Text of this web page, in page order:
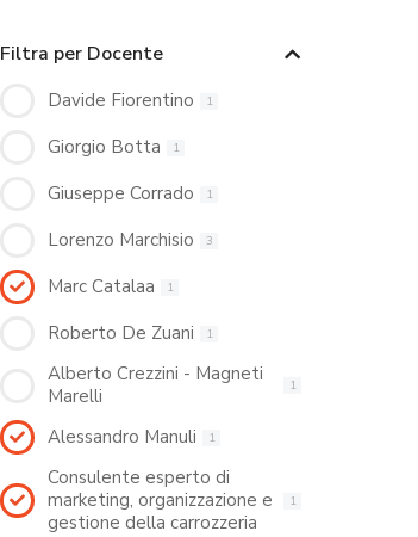
Filtra per Docente
Davide Fiorentino 1
Giorgio Botta 1
Giuseppe Corrado 1
Lorenzo Marchisio 3
Marc Catalaa 1
Roberto De Zuani 1
Alberto Crezzini - Magneti
Marelli
1
Alessandro Manuli 1
Consulente esperto di
marketing, organizzazione e
gestione della carrozzeria
1